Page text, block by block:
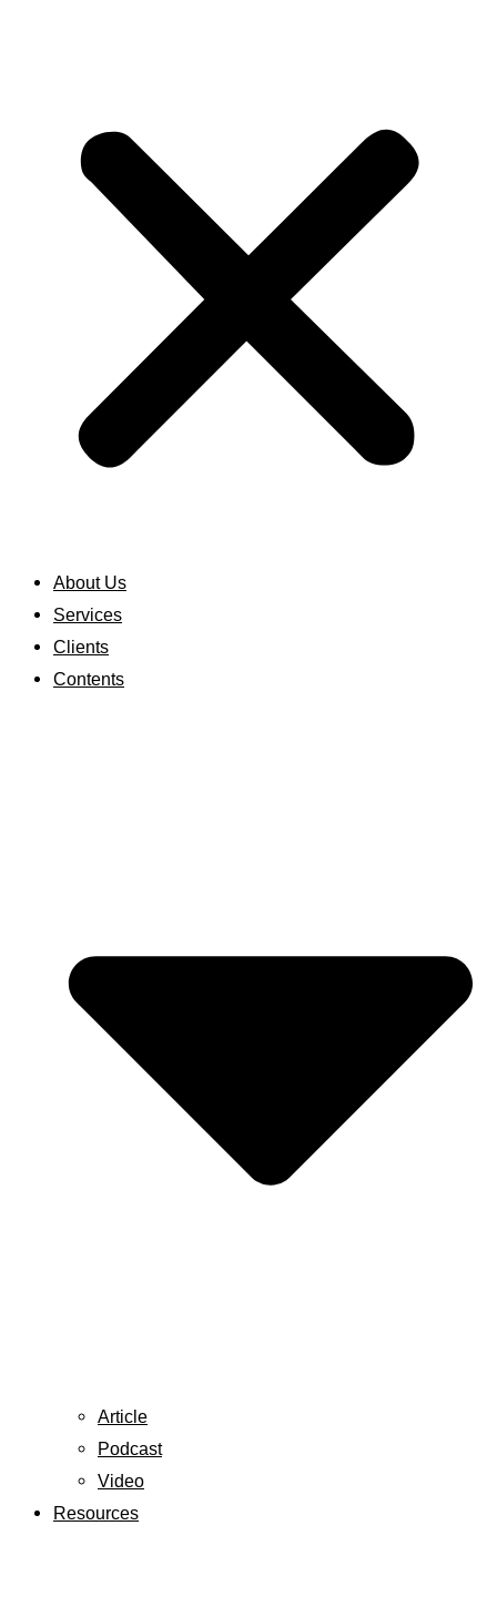
About Us
Services
Clients
Contents
Article
Podcast
Video
Resources